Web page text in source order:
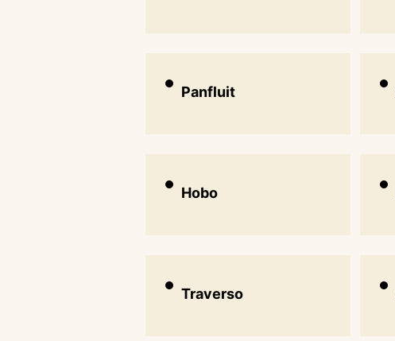
Panfluit
Hobo
Traverso